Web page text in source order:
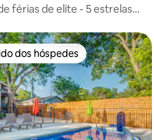
férias de elite - 5 estrelas
preferidos dos hóspedes
dos hóspedes